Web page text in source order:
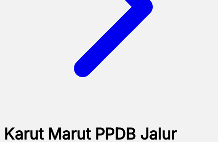
Karut Marut PPDB Jalur